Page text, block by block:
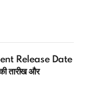
Release Date
तारीख और